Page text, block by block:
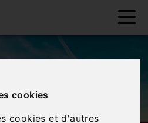
cookies
cookies et d'autres